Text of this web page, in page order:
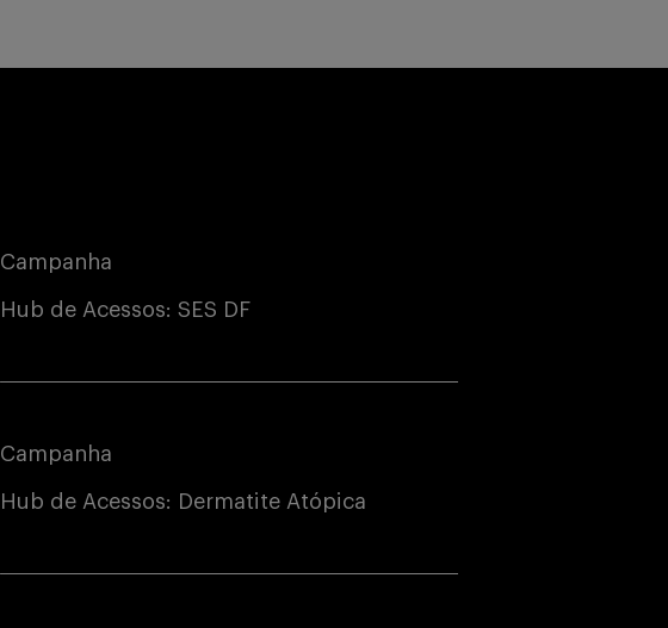
Campanha
Hub de Acessos: SES DF
Campanha
Hub de Acessos: Dermatite Atópica